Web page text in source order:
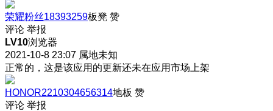
荣耀粉丝18393259板凳 赞
评论 举报
LV10浏览器
2021-10-8 23:07 属地未知
正常的，这是该应用的更新还未在应用市场上架
HONOR2210304656314地板 赞
评论 举报